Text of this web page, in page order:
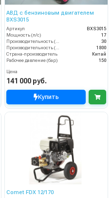
АВД с бензиновым двигателем
BXS3015
Артикул
BXS3015
Мощность (л/с)
17
30
1800
Страна-производитель
Китай
Рабочее давление (бар)
150
Цена
141 000 руб.
Купить
Comet FDX 12/170